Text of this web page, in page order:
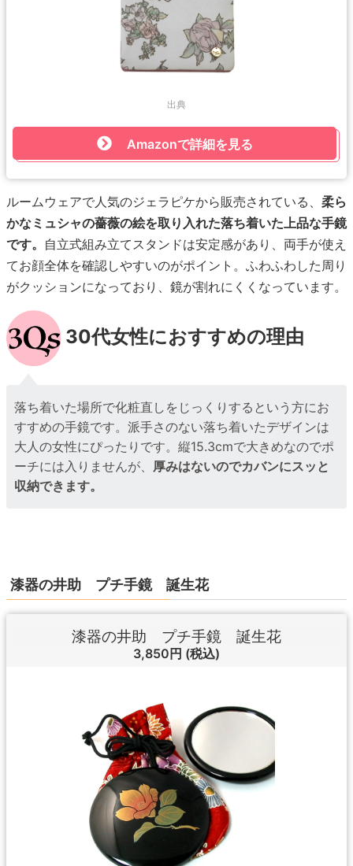
出典
Amazonで詳細を見る
ルームウェアで人気のジェラピケから販売されている、 柔ら
かなミュシャの薔薇の絵を取り入れた落ち着いた上品な手鏡
です。 自立式組み立てスタンドは安定感があり、両手が使え
てお顔全体を確認しやすいのがポイント。ふわふわした周り
がクッションになっており、鏡が割れにくくなっています。
30代女性におすすめの理由
落ち着いた場所で化粧直しをじっくりするという方にお
すすめの手鏡です。派手さのない落ち着いたデザインは
大人の女性にぴったりです。縦15.3cmで大きめなのでポ
ーチには入りませんが、 厚みはないのでカバンにスッと
収納できます。
漆器の井助 プチ手鏡 誕生花
漆器の井助 プチ手鏡 誕生花
3,850円 (税込)